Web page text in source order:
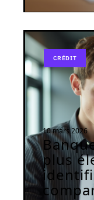
CRÉDIT
10 mars 2026
plus